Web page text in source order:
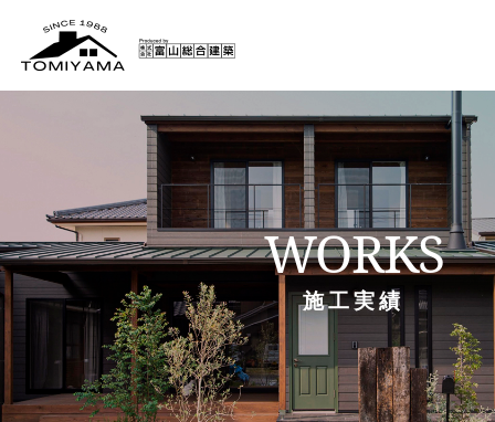
WORKS
施工実績